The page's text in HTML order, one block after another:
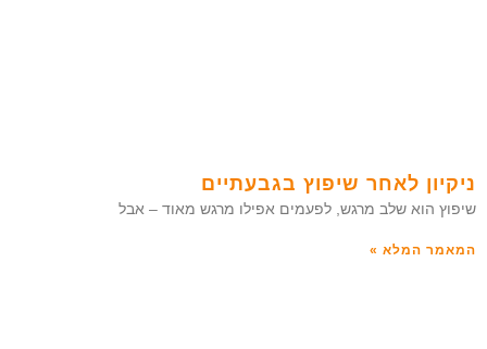
ניקיון לאחר שיפוץ בגבעתיים
שיפוץ הוא שלב מרגש, לפעמים אפילו מרגש מאוד – אבל
המאמר המלא »